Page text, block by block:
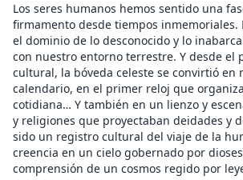
Los seres humanos hemos sentido una
firmamento desde tiempos inmemoriales.
el dominio de lo desconocido y lo
con nuestro entorno terrestre. Y desde el
cultural, la bóveda celeste se convirtió en
calendario, en el primer reloj que
cotidiana… Y también en un lienzo y
y religiones que proyectaban deidades y
sido un registro cultural del viaje de la
creencia en un cielo gobernado por
comprensión de un cosmos regido por